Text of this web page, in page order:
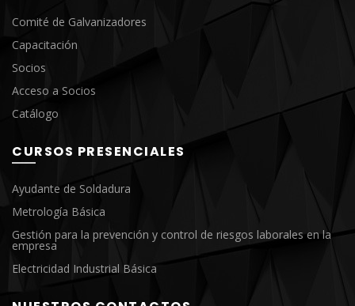
Comité de Galvanizadores
Capacitación
Socios
Acceso a Socios
Catálogo
CURSOS PRESENCIALES
Ayudante de Soldadura
Metrología Básica
Gestión para la prevención y control de riesgos laborales en la
empresa
Electricidad Industrial Básica